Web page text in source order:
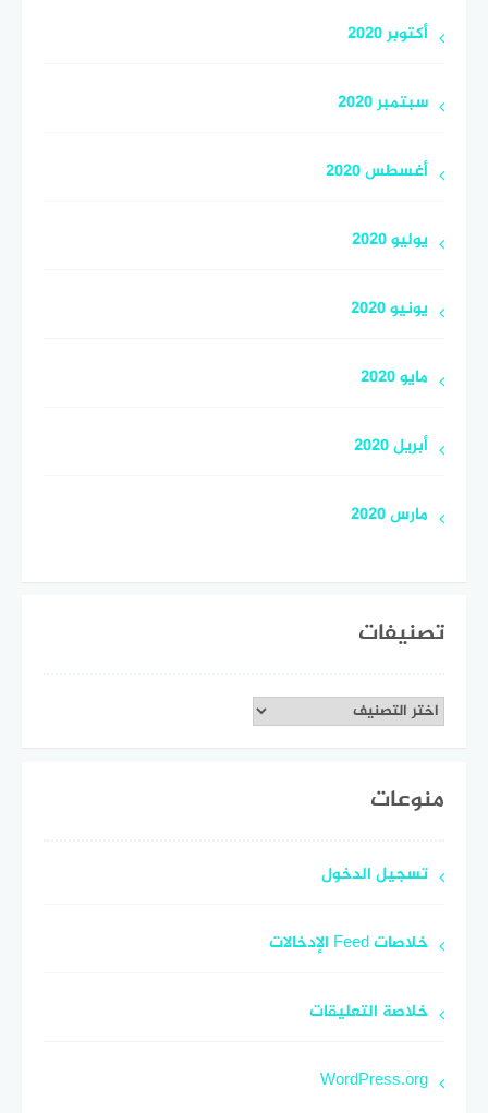
أكتوبر 2020
سبتمبر 2020
أغسطس 2020
يوليو 2020
يونيو 2020
مايو 2020
أبريل 2020
مارس 2020
تصنيفات
تصنيفات
منوعات
تسجيل الدخول
خلاصات Feed الإدخالات
خلاصة التعليقات
WordPress.org